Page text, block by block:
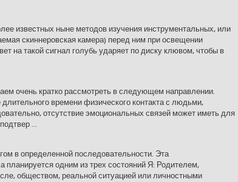
известных ныне методов изучения инструментальных, или
скиннеровская камера) перед ним при освещении
на такой сигнал голубь ударяет по диску клювом, чтобы в
очень кратко рассмотреть в следующем направлении.
времени физического контакта с людьми,
отсутствие эмоциональных связей может иметь для
...
в определенной последовательности. Эта
планируется одним из трех состояний Я: Родителем,
обществом, реальной ситуацией или личностными